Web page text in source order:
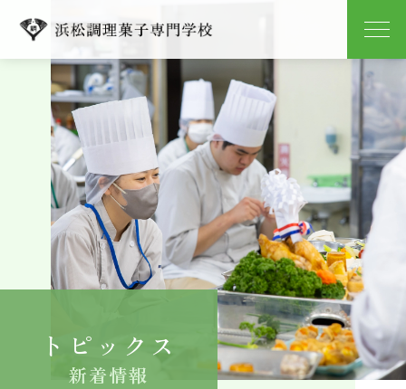
学校紹介
学科紹介
キャンパスライフ
就職
よくある質問
トピックス
新着情報